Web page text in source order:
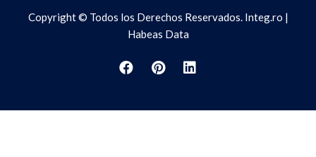
Copyright © Todos los Derechos Reservados. Integ.ro |
Habeas Data